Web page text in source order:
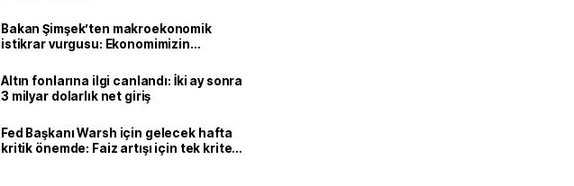
Bakan Şimşek’ten makroekonomik
istikrar vurgusu: Ekonomimizin
Altın fonlarına ilgi canlandı: İki ay sonra
3 milyar dolarlık net giriş
Fed Başkanı Warsh için gelecek hafta
kritik önemde: Faiz artışı için tek kriter